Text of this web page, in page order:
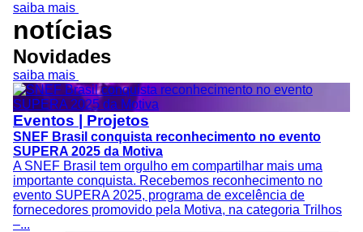
saiba mais
notícias
Novidades
saiba mais
Eventos | Projetos
SNEF Brasil conquista reconhecimento no evento
SUPERA 2025 da Motiva
A SNEF Brasil tem orgulho em compartilhar mais uma
importante conquista. Recebemos reconhecimento no
evento SUPERA 2025, programa de excelência de
fornecedores promovido pela Motiva, na categoria Trilhos
–...